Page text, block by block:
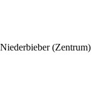
(Zentrum)